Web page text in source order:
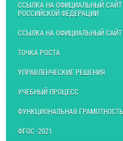
ССЫЛКА НА ОФИЦИАЛЬНЫЙ САЙТ
РОССИЙСКОЙ ФЕДЕРАЦИИ
ССЫЛКА НА ОФИЦИАЛЬНЫЙ
ТОЧКА РОСТА
УПРАВЛЕНЧЕСКИЕ РЕШЕНИЯ
УЧЕБНЫЙ ПРОЦЕСС
ФУНКЦИОНАЛЬНАЯ ГРАМОТНОСТЬ
ФГОС -2021